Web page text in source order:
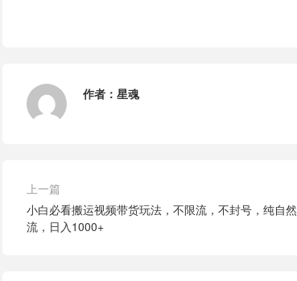
作者： 星魂
上一篇
小白必看搬运视频带货玩法，不限流，不封号，纯自然
流，日入1000+